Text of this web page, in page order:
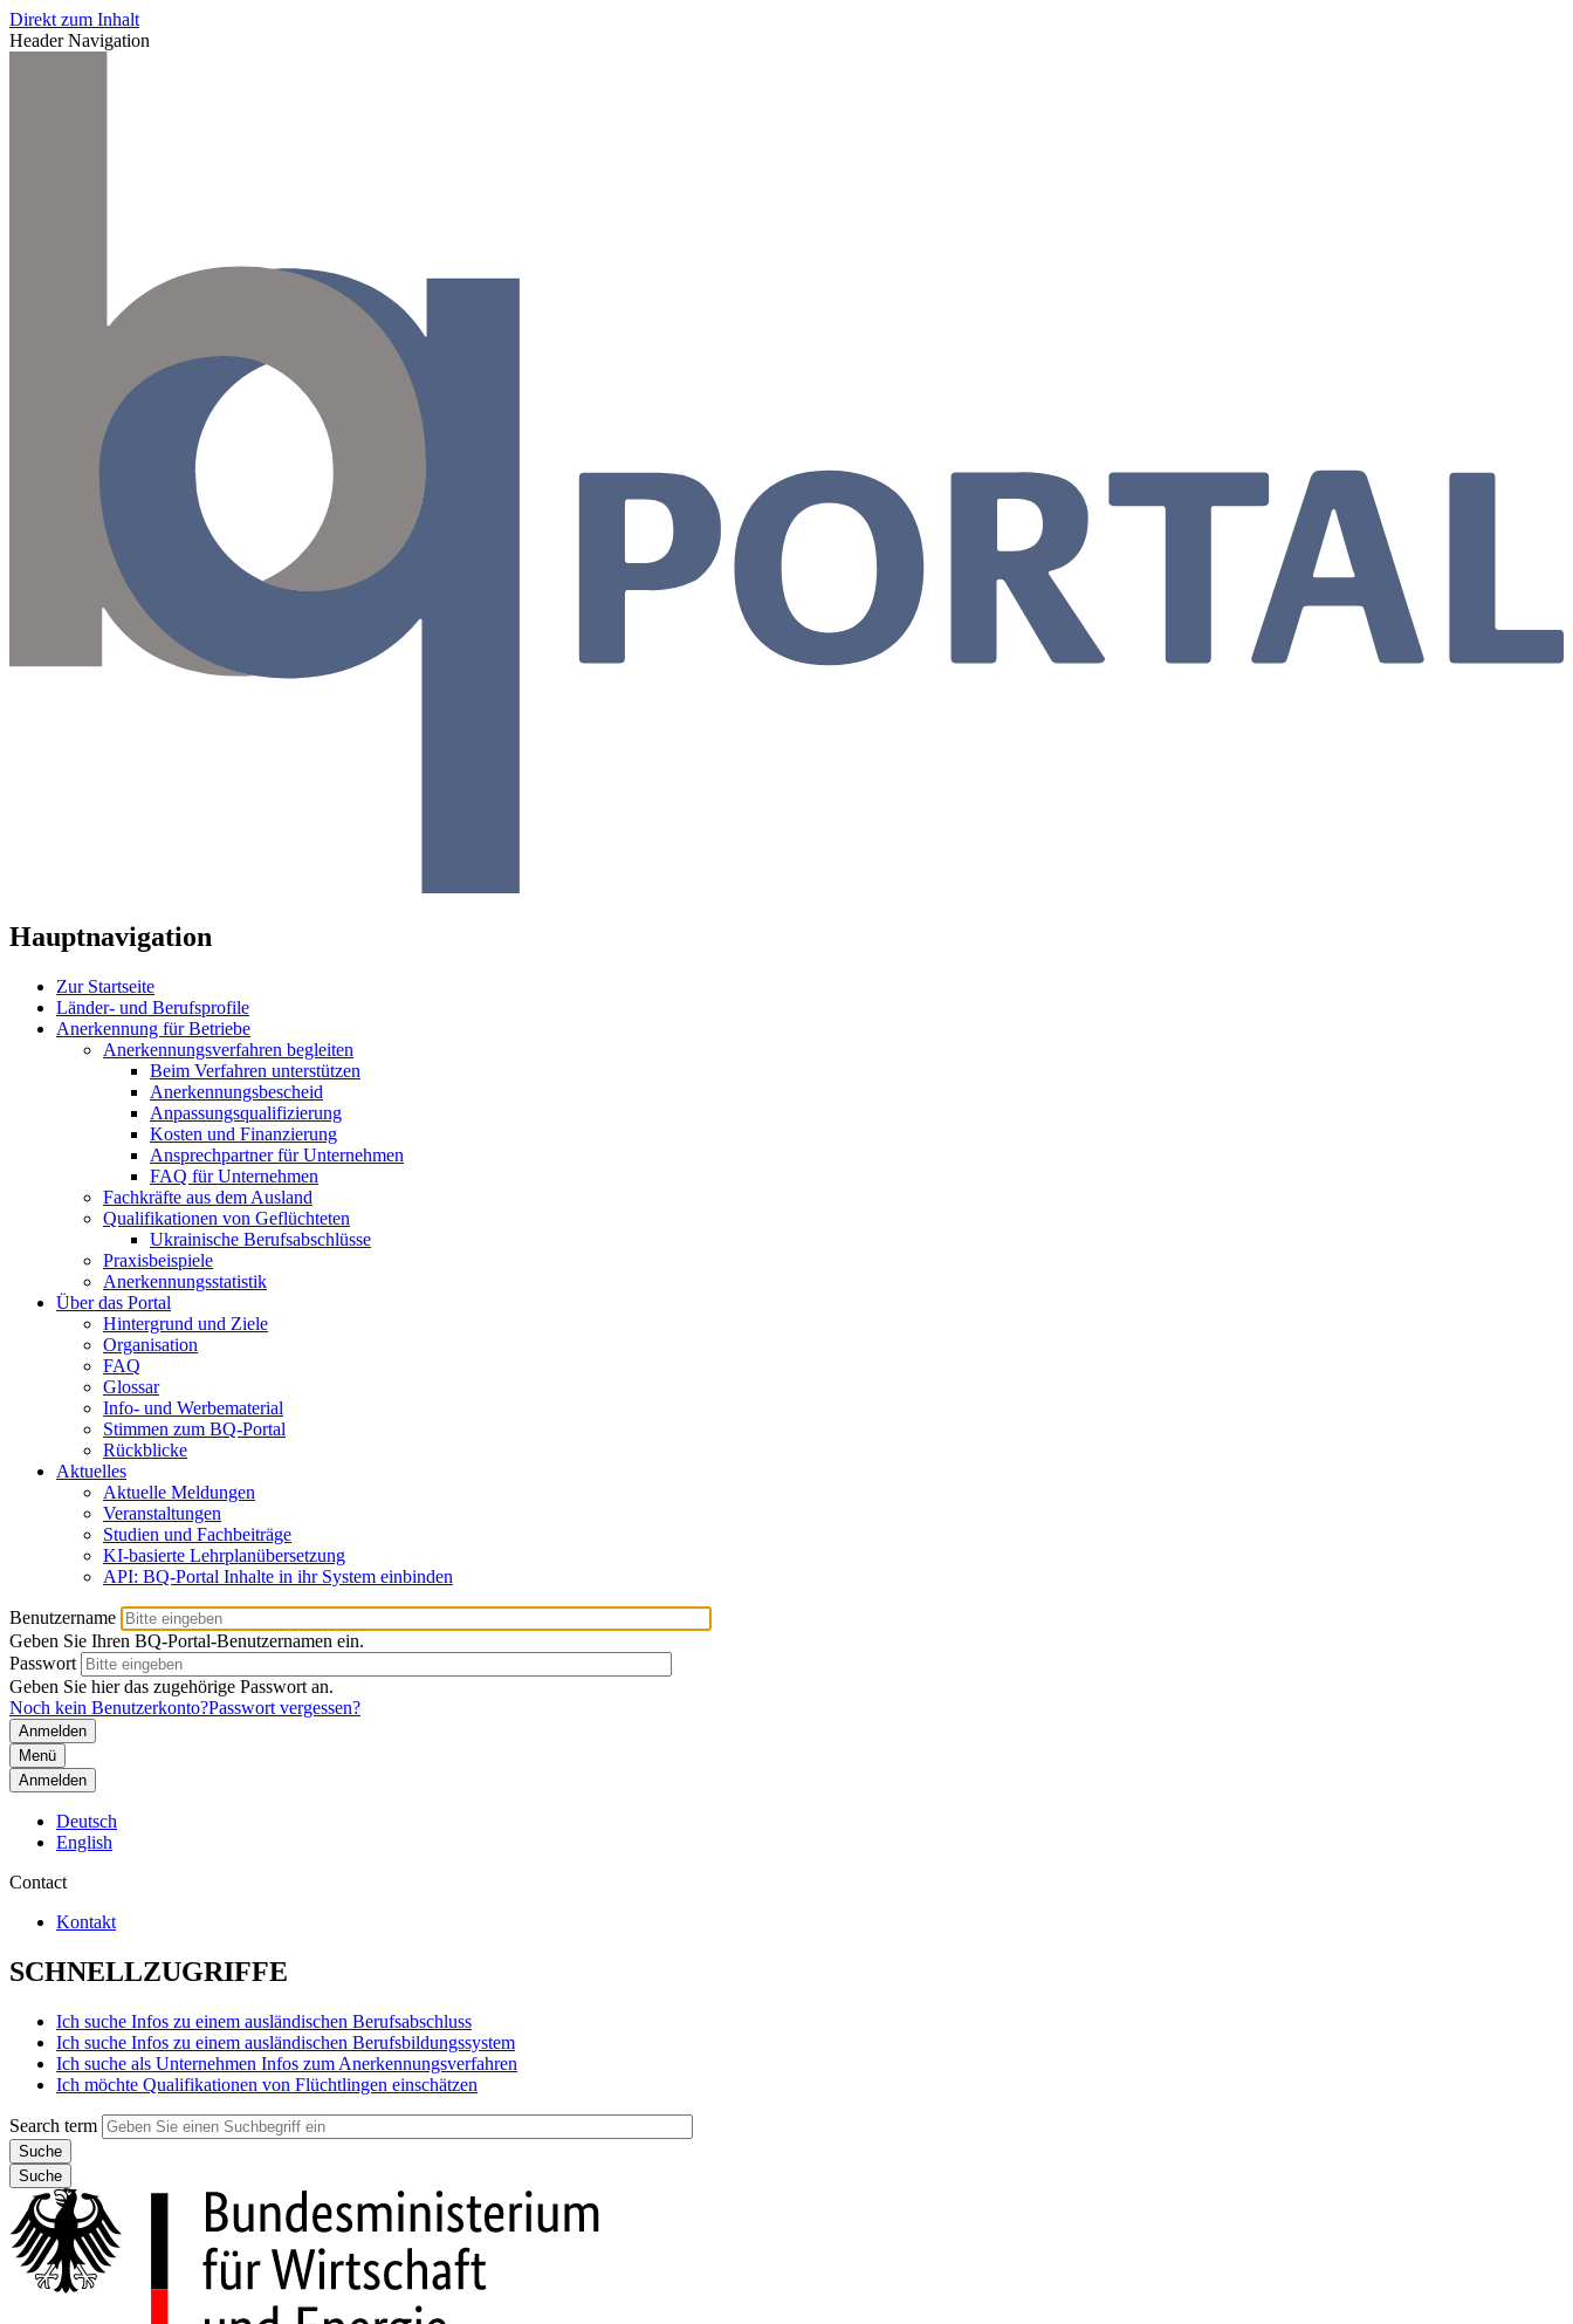
Direkt zum Inhalt
Header Navigation
Hauptnavigation
Zur Startseite
Länder- und Berufsprofile
Anerkennung für Betriebe
Anerkennungsverfahren begleiten
Beim Verfahren unterstützen
Anerkennungsbescheid
Anpassungsqualifizierung
Kosten und Finanzierung
Ansprechpartner für Unternehmen
FAQ für Unternehmen
Fachkräfte aus dem Ausland
Qualifikationen von Geflüchteten
Ukrainische Berufsabschlüsse
Praxisbeispiele
Anerkennungsstatistik
Über das Portal
Hintergrund und Ziele
Organisation
FAQ
Glossar
Info- und Werbematerial
Stimmen zum BQ-Portal
Rückblicke
Aktuelles
Aktuelle Meldungen
Veranstaltungen
Studien und Fachbeiträge
KI-basierte Lehrplanübersetzung
API: BQ-Portal Inhalte in ihr System einbinden
Benutzername
Geben Sie Ihren BQ-Portal-Benutzernamen ein.
Passwort
Geben Sie hier das zugehörige Passwort an.
Noch kein Benutzerkonto?Passwort vergessen?
Menü
Anmelden
Deutsch
English
Contact
Kontakt
SCHNELLZUGRIFFE
Ich suche Infos zu einem ausländischen Berufsabschluss
Ich suche Infos zu einem ausländischen Berufsbildungssystem
Ich suche als Unternehmen Infos zum Anerkennungsverfahren
Ich möchte Qualifikationen von Flüchtlingen einschätzen
Search term
Suche